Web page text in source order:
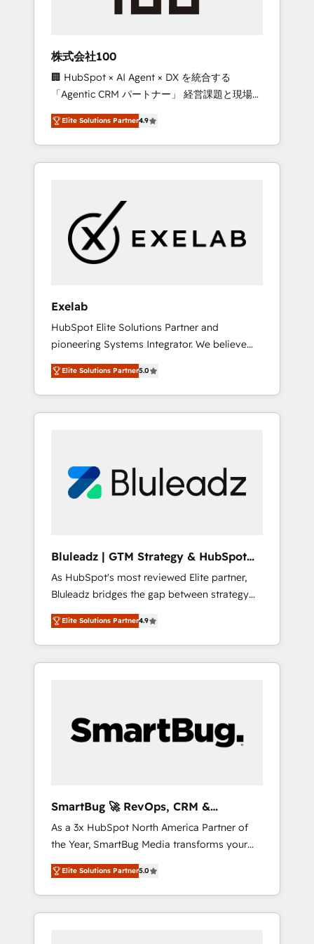
perspective. Many of our consultants have
operators need as their systems, data, and
processes evolve. Since 2014, we’ve
supported 1,400+ clients across a wide range
of industries, including healthcare, software,
B2B services, manufacturing, financial
services and more. Whether clients are new
to HubSpot or expanding into more
clean, scalable, AI-ready systems that create
long-term value and a consistently strong
client experience.
株式会社100
🏢 HubSpot × AI Agent × DX を統合する
「Agentic CRM パートナー」 経営課題と現場業
務をつなぐAIネイティブ・エージェンシーとし
て、HubSpot Eliteの実装力で顧客フロント業務
を再設計します。 💡 100inc は何をする会社
か？ HubSpotを共通基盤に、AIエージェントを
本のAIネイティブ・エージェンシーです。事業
部・グループ会社・部門が分立する組織で、デ
ータと業務プロセスのサイロ化を、CRMを軸と
した全社共通基盤に再構築します。意思決定
ら、GTMの見える化・自動化まで。全Hub統合
運用、データ品質設計、グループ横断のCRM統
合に対応します。 2️⃣ AIエージェント組織構築
営業・マーケティング業務の一部をAIが自律実
行する組織への移行を設計・実装。Breeze・
Claude等をHubSpotと連携させ、役割定義・運
用ルール・成果指標まで含めて設計します。 3️⃣
PMOとして主導。「設定の代行ではなく、設計
の責任」を引き受け、部門横断の統合・浸透・
変革管理を実行します。 ▸ CMS戦略設計・構
Hubで一体提供。 ▸ 既存CRM・MAからの移行
支援：Salesforce・Marketo・Pardot等からの
移行、カスタム設計、履歴データ移行と活用設
計まで。 ▸ AEO対応：ChatGPT・Perplexity等
のAI検索からの流入・引用を前提にコンテンツ
HubSpotアワード受賞・HUGリーダー ✓
AI活用に関するご相談、現状整理の壁打ちな
ど、構想段階からお気軽にお問い合わせくださ
Elite Solutions Partner4.9
Exelab
HubSpot Elite Solutions Partner and
pioneering Systems Integrator. We believe
technology should serve business strategy,
not the other way around. Every engagement
begins with clear objectives, customer
journey mapping, and measurable KPIs. Only
Connectors, workflows, and data
architectures that make HubSpot the
HubSpot beyond standard configurations. -
AI-FIRST- AI across customer-facing
operations to accelerate decisions,
streamline processes, and unlock efficiency
at scale. From predictive intelligence to
conversational AI, we turn data into action
and automation into competitive advantage.
Elite Solutions Partner5.0
Bluleadz | GTM Strategy & HubSpot
Implementation
As HubSpot's most reviewed Elite partner,
Bluleadz bridges the gap between strategy
and execution. We don't just "set up tools" —
we install the GTM Operating System (GTM
OS) to align your leadership and engineer a
portal that drives predictable revenue
and Story to stop "accelerating a mess." ⚙️
Elite Engineering & AI Scalable Architecture:
agents, and high-integrity migrations for total
reporting clarity. Security & Compliance: SOC
2 Type I and HIPAA attested for enterprise-
grade data security. 🏆 Why Bluleadz? GTM
OS Partner | 16+ Years Experience | 1,000+
Five-Star Reviews
Elite Solutions Partner4.9
SmartBug 🚀 RevOps, CRM &
Integration Experts
As a 3x HubSpot North America Partner of
the Year, SmartBug Media transforms your
customer lifecycle into a revenue engine. Our
unified ecosystem includes specialized
divisions Globalia (AI & Software) and Point
Success Media (Paid Media), making this the
Elite Solutions Partner5.0